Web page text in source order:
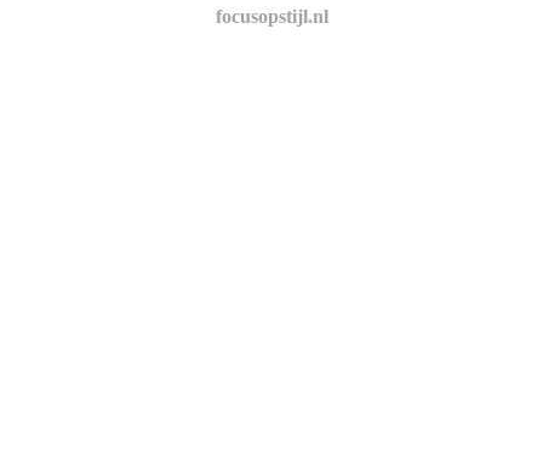
focusopstijl.nl